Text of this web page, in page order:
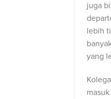
juga
lebih
yang